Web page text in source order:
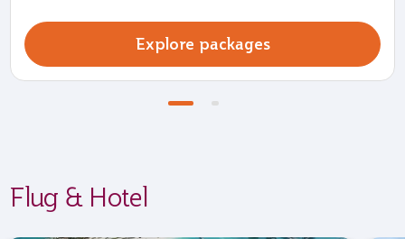
Explore packages
Flug & Hotel